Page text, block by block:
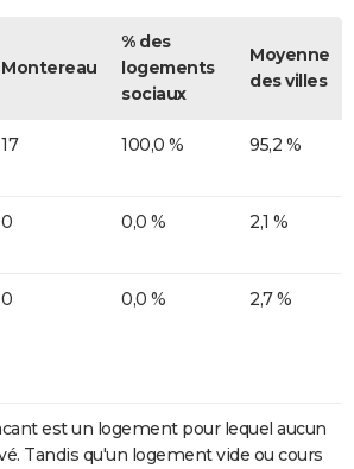
Montereau
% des
logements
sociaux
Moyenne
des villes
17 100,0 % 95,2 %
0 0,0 % 2,1 %
0 0,0 % 2,7 %
est un logement pour lequel aucun
Tandis qu'un logement vide ou cours